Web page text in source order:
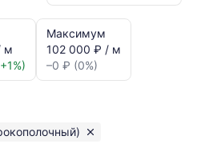
м
Максимум
102 000 ₽ / м
–0 ₽ (0%)